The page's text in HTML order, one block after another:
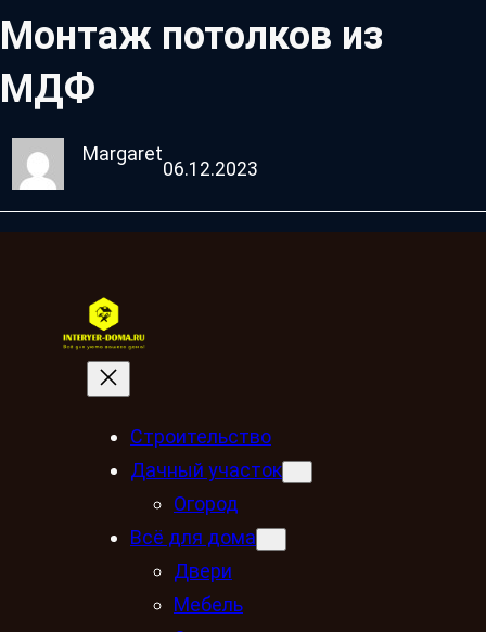
Монтаж потолков из
МДФ
Margaret
06.12.2023
Строительство
Дачный участок
Огород
Всё для дома
Двери
Мебель